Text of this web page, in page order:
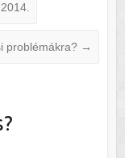
problémákra? →